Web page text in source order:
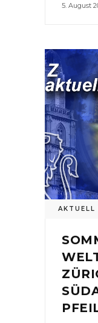
5. August
AKTUELL